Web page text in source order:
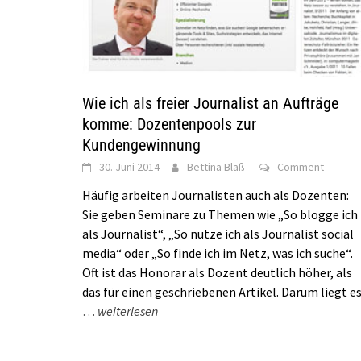
Wie ich als freier Journalist an Aufträge
komme: Dozentenpools zur
Kundengewinnung
30. Juni 2014 Bettina Blaß Comment
Häufig arbeiten Journalisten auch als Dozenten:
Sie geben Seminare zu Themen wie „So blogge ich
als Journalist“, „So nutze ich als Journalist social
media“ oder „So finde ich im Netz, was ich suche“.
Oft ist das Honorar als Dozent deutlich höher, als
das für einen geschriebenen Artikel. Darum liegt es
… weiterlesen